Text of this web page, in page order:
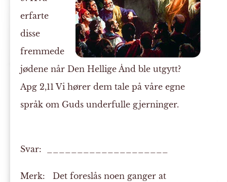
erfarte
disse
fremmede
jødene når Den Hellige Ånd ble utgytt?
Apg 2,11 Vi hører dem tale på våre egne
språk om Guds underfulle gjerninger.
Svar: ____________________
Merk: Det foreslås noen ganger at